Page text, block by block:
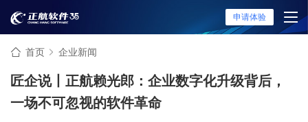
申请体验
首页 企业新闻
匠企说丨正航赖光郎：企业数字化升级背后，
一场不可忽视的软件革命